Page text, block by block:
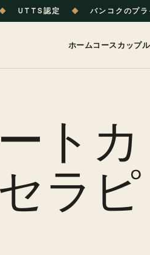
◆ UTTS認定 ◆ バンコクのプ
ホームコースカップル
トカ
ラピ